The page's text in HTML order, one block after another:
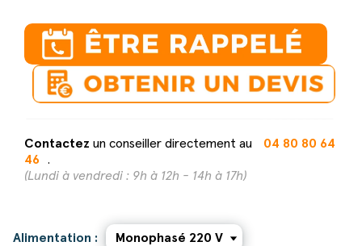
Contactez un conseiller directement au
04 80 80 64
46
.
(Lundi à vendredi : 9h à 12h - 14h à 17h)
Alimentation :